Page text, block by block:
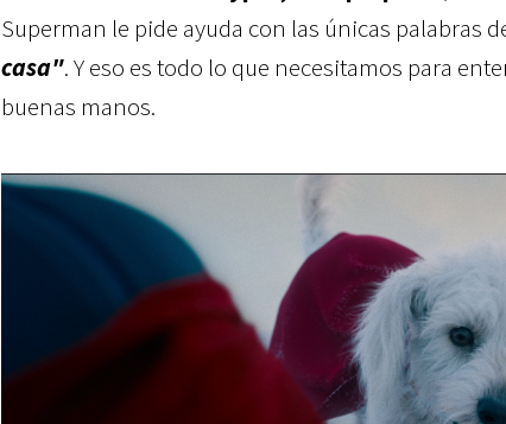
Superman le pide ayuda con las únicas palabras
casa". Y eso es todo lo que necesitamos para
buenas manos.